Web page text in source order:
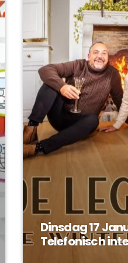
Dinsdag 17
Telefonisch